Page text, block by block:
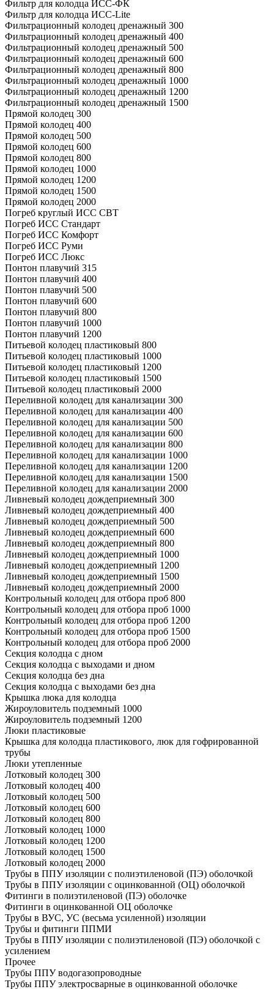
Фильтр для колодца ИСС-ФК
Фильтр для колодца ИСС-Lite
Фильтрационный колодец дренажный 300
Фильтрационный колодец дренажный 400
Фильтрационный колодец дренажный 500
Фильтрационный колодец дренажный 600
Фильтрационный колодец дренажный 800
Фильтрационный колодец дренажный 1000
Фильтрационный колодец дренажный 1200
Фильтрационный колодец дренажный 1500
Прямой колодец 300
Прямой колодец 400
Прямой колодец 500
Прямой колодец 600
Прямой колодец 800
Прямой колодец 1000
Прямой колодец 1200
Прямой колодец 1500
Прямой колодец 2000
Погреб круглый ИСС СВТ
Погреб ИСС Стандарт
Погреб ИСС Комфорт
Погреб ИСС Руми
Погреб ИСС Люкс
Понтон плавучий 315
Понтон плавучий 400
Понтон плавучий 500
Понтон плавучий 600
Понтон плавучий 800
Понтон плавучий 1000
Понтон плавучий 1200
Питьевой колодец пластиковый 800
Питьевой колодец пластиковый 1000
Питьевой колодец пластиковый 1200
Питьевой колодец пластиковый 1500
Питьевой колодец пластиковый 2000
Переливной колодец для канализации 300
Переливной колодец для канализации 400
Переливной колодец для канализации 500
Переливной колодец для канализации 600
Переливной колодец для канализации 800
Переливной колодец для канализации 1000
Переливной колодец для канализации 1200
Переливной колодец для канализации 1500
Переливной колодец для канализации 2000
Ливневый колодец дождеприемный 300
Ливневый колодец дождеприемный 400
Ливневый колодец дождеприемный 500
Ливневый колодец дождеприемный 600
Ливневый колодец дождеприемный 800
Ливневый колодец дождеприемный 1000
Ливневый колодец дождеприемный 1200
Ливневый колодец дождеприемный 1500
Ливневый колодец дождеприемный 2000
Контрольный колодец для отбора проб 800
Контрольный колодец для отбора проб 1000
Контрольный колодец для отбора проб 1200
Контрольный колодец для отбора проб 1500
Контрольный колодец для отбора проб 2000
Секция колодца с дном
Секция колодца с выходами и дном
Секция колодца без дна
Секция колодца с выходами без дна
Крышка люка для колодца
Жироуловитель подземный 1000
Жироуловитель подземный 1200
Люки пластиковые
Крышка для колодца пластикового, люк для гофрированной
трубы
Люки утепленные
Лотковый колодец 300
Лотковый колодец 400
Лотковый колодец 500
Лотковый колодец 600
Лотковый колодец 800
Лотковый колодец 1000
Лотковый колодец 1200
Лотковый колодец 1500
Лотковый колодец 2000
Трубы в ППУ изоляции с полиэтиленовой (ПЭ) оболочкой
Трубы в ППУ изоляции с оцинкованной (ОЦ) оболочкой
Фитинги в полиэтиленовой (ПЭ) оболочке
Фитинги в оцинкованной ОЦ оболочке
Трубы в ВУС, УС (весьма усиленной) изоляции
Трубы и фитинги ППМИ
Трубы в ППУ изоляции с полиэтиленовой (ПЭ) оболочкой с
усилением
Прочее
Трубы ППУ водогазопроводные
Трубы ППУ электросварные в оцинкованной оболочке